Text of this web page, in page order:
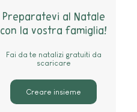
Preparatevi al Natale
con la vostra famiglia!
Fai da te natalizi gratuiti da
scaricare
Creare insieme